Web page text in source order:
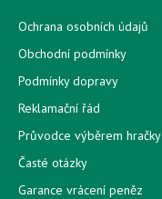
Ochrana osobních údajů
Obchodní podmínky
Podmínky dopravy
Reklamační řád
Průvodce výběrem hračky
Časté otázky
Garance vrácení peněz